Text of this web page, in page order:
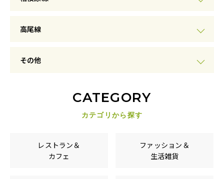
高尾線
その他
CATEGORY
カテゴリから探す
レストラン＆
カフェ
ファッション＆
生活雑貨